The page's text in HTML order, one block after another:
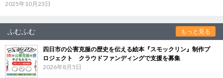
2025年10月23日
ふむふむ もっと見る
四日市の公害克服の歴史を伝える絵本『スモックリン』制作プ
ロジェクト クラウドファンディングで支援を募集
2026年8月5日